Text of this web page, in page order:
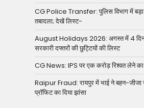
CG Police Transfer: पुलिस विभाग में बड़ा
तबादला; देखें लिस्ट-
August Holidays 2026: अगस्त में 4
सरकारी दफ्तरों की छुट्टियों की लिस्ट
CG News: IPS पर एक करोड़ रिश्वत लेने
Raipur Fraud: रायपुर में भाई ने बहन-
प्रॉफिट का दिया झांसा